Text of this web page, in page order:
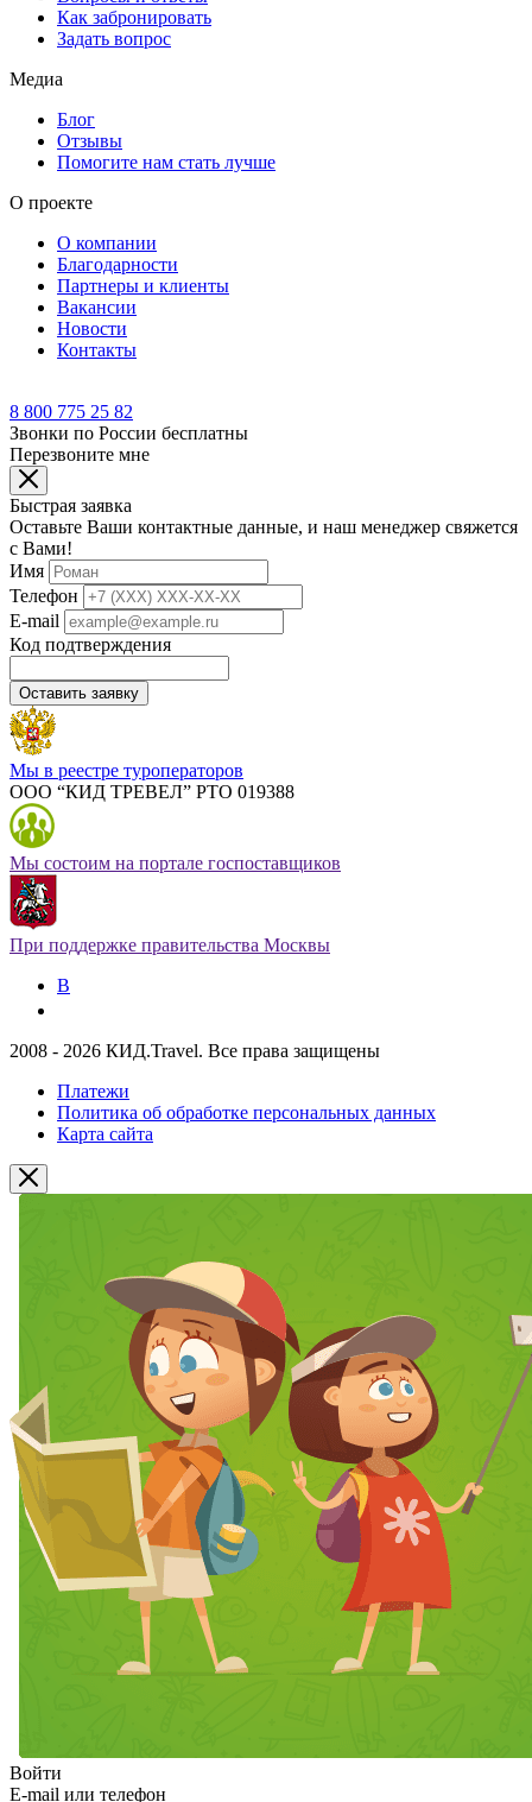
Как забронировать
Задать вопрос
Медиа
Блог
Отзывы
Помогите нам стать лучше
О проекте
О компании
Благодарности
Партнеры и клиенты
Вакансии
Новости
Контакты
8 800 775 25 82
Звонки по России бесплатны
Перезвоните мне
Быстрая заявка
Оставьте Ваши контактные данные, и наш менеджер свяжется
с Вами!
Имя
Телефон
E-mail
Код подтверждения
Оставить заявку
Мы в реестре туроператоров
ООО “КИД ТРЕВЕЛ” РТО 019388
Мы состоим на портале госпоставщиков
При поддержке правительства Москвы
В
2008 - 2026 КИД.Travel. Все права защищены
Платежи
Политика об обработке персональных данных
Карта сайта
Войти
E-mail или телефон